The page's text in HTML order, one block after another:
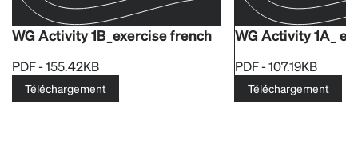
WG Activity 1B_exercise french
PDF - 155.42KB
Téléchargement
WG Activity 1A_
PDF - 107.19KB
Téléchargement